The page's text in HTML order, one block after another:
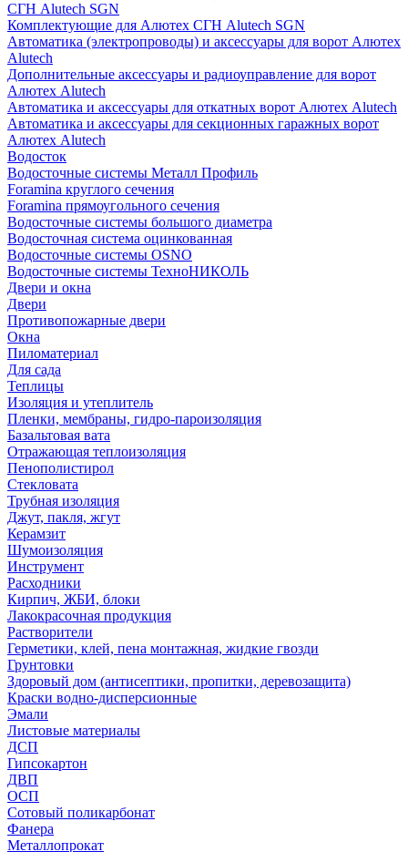
СГН Alutech SGN
Комплектующие для Алютех СГН Alutech SGN
Автоматика (электропроводы) и аксессуары для ворот Алютех
Alutech
Дополнительные аксессуары и радиоуправление для ворот
Алютех Alutech
Автоматика и аксессуары для откатных ворот Алютех Alutech
Автоматика и аксессуары для секционных гаражных ворот
Алютех Alutech
Водосток
Водосточные системы Металл Профиль
Foramina круглого сечения
Foramina прямоугольного сечения
Водосточные системы большого диаметра
Водосточная система оцинкованная
Водосточные системы OSNO
Водосточные системы ТехноНИКОЛЬ
Двери и окна
Двери
Противопожарные двери
Окна
Пиломатериал
Для сада
Теплицы
Изоляция и утеплитель
Пленки, мембраны, гидро-пароизоляция
Базальтовая вата
Отражающая теплоизоляция
Пенополистирол
Стекловата
Трубная изоляция
Джут, пакля, жгут
Керамзит
Шумоизоляция
Инструмент
Расходники
Кирпич, ЖБИ, блоки
Лакокрасочная продукция
Растворители
Герметики, клей, пена монтажная, жидкие гвозди
Грунтовки
Здоровый дом (антисептики, пропитки, деревозащита)
Краски водно-дисперсионные
Эмали
Листовые материалы
ДСП
Гипсокартон
ДВП
ОСП
Сотовый поликарбонат
Фанера
Металлопрокат